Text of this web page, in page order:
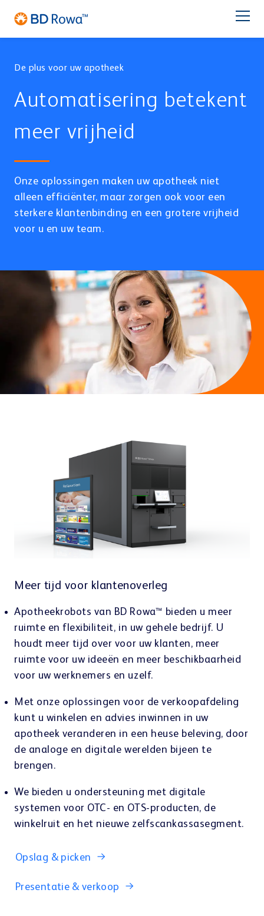
日本語
PRODUCTEN
OPSLAG & PICKEN
BD Rowa™ Vmax
BD Rowa™ Smart
BD Rowa™ EasyLoad
PRESENTATIE & VERKOOP
BD Rowa™ Vmotion
BD Rowa™ Pickup
VERPAKKING & UITGIFTE
BD Rowa™ Dose
BRANCHES
Apotheek Centrale Distributie
Artsen en Dierenartsen Farmaceutica & Cosmetica
CLICK & COLLECT EN E-RECEPTEN
INTERIEUR-ONTWERP EN E-RECEPTEN
BD Rowa
Over Ons
Showrooms
klantenportaal
Leercentrum
Webshop
Contact
De plus voor uw apotheek
Automatisering betekent
meer vrijheid
Onze oplossingen maken uw apotheek niet
alleen efficiënter, maar zorgen ook voor een
sterkere klantenbinding en een grotere vrijheid
voor u en uw team.
Meer tijd voor klantenoverleg
Apotheekrobots van BD Rowa™ bieden u meer
ruimte en flexibiliteit, in uw gehele bedrijf. U
houdt meer tijd over voor uw klanten, meer
ruimte voor uw ideeën en meer beschikbaarheid
voor uw werknemers en uzelf.
Met onze oplossingen voor de verkoopafdeling
kunt u winkelen en advies inwinnen in uw
apotheek veranderen in een heuse beleving, door
de analoge en digitale werelden bijeen te
brengen.
We bieden u ondersteuning met digitale
systemen voor OTC- en OTS-producten, de
winkelruit en het nieuwe zelfscankassasegment.
Opslag & picken
Presentatie & verkoop